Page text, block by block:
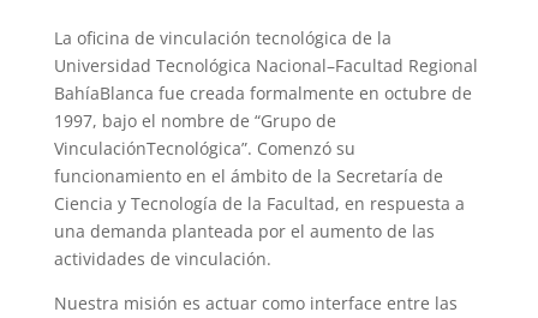
La oficina de vinculación tecnológica de la
Universidad Tecnológica Nacional–Facultad Regional
BahíaBlanca fue creada formalmente en octubre de
1997, bajo el nombre de “Grupo de
VinculaciónTecnológica”. Comenzó su
funcionamiento en el ámbito de la Secretaría de
Ciencia y Tecnología de la Facultad, en respuesta a
una demanda planteada por el aumento de las
actividades de vinculación.
Nuestra misión es actuar como interface entre las